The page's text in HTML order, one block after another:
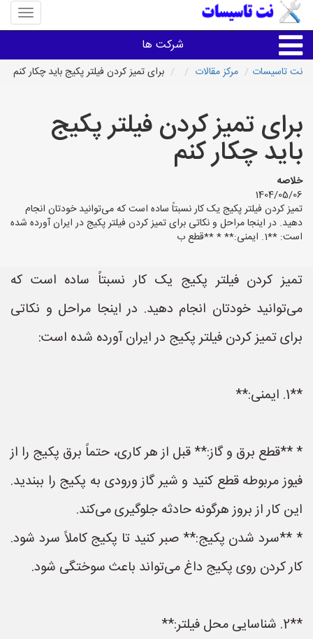
منوی
سایت
شرکت ها
خدمات تاسیسات ساختمان
سایر خدمات
تاسیساتی های شهرها
نت تاسیسات مرکز مقالات برای تمیز کردن فیلتر پکیج باید چکار کنم
برای تمیز کردن فیلتر پکیج
باید چکار کنم
خلاصه
1404/05/06
تمیز کردن فیلتر پکیج یک کار نسبتاً ساده است که می‌توانید خودتان انجام
دهید. در اینجا مراحل و نکاتی برای تمیز کردن فیلتر پکیج در ایران آورده شده
است: **1. ایمنی:** * **قطع ب
تمیز کردن فیلتر پکیج یک کار نسبتاً ساده است که
می‌توانید خودتان انجام دهید. در اینجا مراحل و نکاتی
برای تمیز کردن فیلتر پکیج در ایران آورده شده است:
**1. ایمنی:**
* **قطع برق و گاز:** قبل از هر کاری، حتماً برق پکیج را از
فیوز مربوطه قطع کنید و شیر گاز ورودی به پکیج را ببندید.
این کار از بروز هرگونه حادثه جلوگیری می‌کند.
* **سرد شدن پکیج:** صبر کنید تا پکیج کاملاً سرد شود.
کار کردن روی پکیج داغ می‌تواند باعث سوختگی شود.
**2. شناسایی محل فیلتر:**